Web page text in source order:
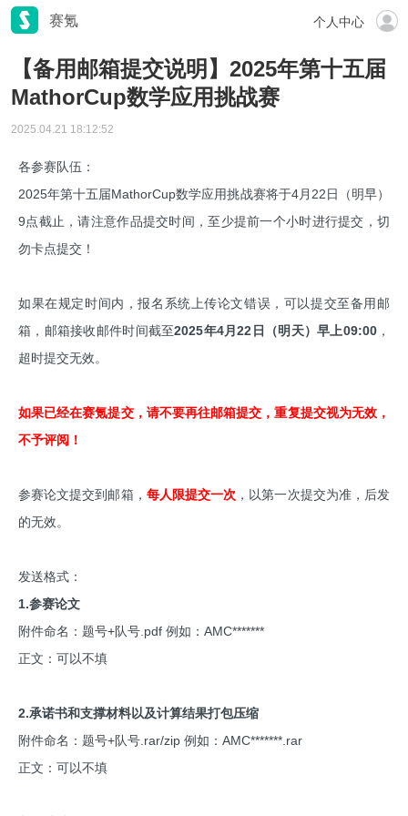
赛氪 个人中心
【备用邮箱提交说明】2025年第十五届
MathorCup数学应用挑战赛
2025.04.21 18:12:52
各参赛队伍：
2025年第十五届MathorCup数学应用挑战赛将于4月22日（明早）
9点截止，请注意作品提交时间，至少提前一个小时进行提交，切
勿卡点提交！
如果在规定时间内，报名系统上传论文错误，可以提交至备用邮
箱，邮箱接收邮件时间截至2025年4月22日（明天）早上09:00，
超时提交无效。
如果已经在赛氪提交，请不要再往邮箱提交，重复提交视为无效，
不予评阅！
参赛论文提交到邮箱， 每人限提交一次 ，以第一次提交为准，后发
的无效。
发送格式：
1.参赛论文
附件命名：题号+队号.pdf 例如：AMC*******
正文：可以不填
2.承诺书和支撑材料以及计算结果打包压缩
附件命名：题号+队号.rar/zip 例如：AMC*******.rar
正文：可以不填